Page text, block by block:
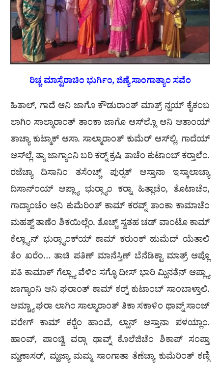
ರಿಚ್ಚ ಮಾಸ್ಟೆರಾಚಿಂ ಭುರ್ಗಿಂ, ಜಿಣ್ಯೆ ಸಾಂಗಾತ್ಯಾಂ ಸವೆಂ
ಹಿತಾಲ್, ಗಾದೆ ಆನಿ ಜಾಗೊ ಕೌಡುರಾಂತ್ ಮಾತ್ರ್ ನ್ಹಯ್ ಕೈಕಂಬ
ಲಾಗಿಂ ಸಾಲ್ಮಾರಾಂತ್ ತಾಂಕಾ ಜಾಗೊ ಆಸ್‌ಲ್ಲೊ ಆನಿ ಆತಾಂಯ್
ತಾಚ್ಯಾ ಕುಟ್ಮಾಕ್ ಆಸಾ. ಸಾಲ್ಮಾರಾಂತ್ ಕುಮೆರ್ ಆಸ್‌ಲ್ಲಿ. ಗಾದೆಯ್
ಆಸ್‌ಲ್ಲೆ. ತ್ಯಾ ಜಾಗ್ಯಾಂನಿ ಬರಿ ಕರ‍್ನ್ ಕ್ರಷಿ ತಾಚೆಂ ಕುಟಾಂಬ್ ಕರ‍್ತಾಲೆಂ.
ರಜೆಚ್ಯಾ ದಿಸಾನಿಂ ತಸೆಂಚ್ಚ್ ಪುರ‍್ಸತ್ ಆಸ್ತಾನಾ ಇಸ್ಕಾಲಾಚ್ಯಾ
ದಿಸಾನ್‌ಂಯ್ ಆಪ್ಲ್ಯಾ ಭುರ‍್ಗ್ಯಾಂ ಕರ‍್ನಾ ಹಿತ್ಲಾಚೆಂ, ತೊಟಾಚೆಂ,
ಗಾದ್ಯಾಂಚೆಂ ಆನಿ ಕುಮೆರಿಂತ್ ಕಾಮ್ ಕರವ್ನ್ ತಾಂಕಾ ಕಾಮಾಚೆಂ
ಮಹತ್ವ್ ತಾಣೆಂ ಶಿಕಯಿಲ್ಲೆಂ. ತೊಚ್ಚ್ ಸ್ವತಹ ಚಡ್ ವಾಂಟೊ ಕಾಮ್
ಕೆಲ್ಲ್ಯಾನ್ ಭುರ‍್ಗ್ಯಾಂಕ್‌ಯ್ ಕಾಮ್ ಕರುಂಕ್ ಹುಮೆದ್ ಯೆತಾಲಿ
ತೆಂ ಖರೆಂ… ತಾಚಿ ಪತಿಣ್ ಮಾನೆಸ್ತಿಣ್ ಬೆನೆಡಿಕ್ಟಾ ಮಾತ್ರ್ ಆಪ್ಲೊ
ಪತಿ ಕಾಮಾಕ್ ಗೆಲ್ಲ್ಯಾ ವೆಳಿಂ ಸಗ್ಳೊ ದೀಸ್ ಭಾರಿ ಮ್ಹಿನತೆನ್ ಆಪ್ಲ್ಯಾ
ಜಾಗ್ಯಾಂನಿ ಆನಿ ಘರಾಂತ್ ಕಾಮ್ ಕರ‍್ನ್ ಕುಟಾಂಬ್ ಸಾಂಬಾಳ್ತಾಲಿ.
ಆಮ್ಚ್ಯಾ ಘರಾ ಲಾಗಿಂ ಸಾಲ್ಮಾರಾಂತ್ ತಿಕಾ ಸಕಾಳಿಂ ಥಾವ್ನ್ ಸಾಂಜ್
ವರೇಗ್ ಕಾಮ್ ಕರ‍್ಚೆಂ ಹಾಂವೆ, ಲ್ಹಾನ್ ಆಸ್ತಾನಾ ಪಳಯ್ಲಾಂ.
ಹಾಂವ್, ಪಾಂಚ್ವಿ ವರ‍್ಗಾ ಥಾವ್ನ್ ಕೊಲೆಜಿಚೆಂ ಶಿಕಾಪ್ ಸಂಪ್ತಾ
ಮ್ಹಣಾಸರ್, ಮ್ಹಜ್ಯಾ ಮಮ್ಮ ಸಾಂಗಾತಾ ತೆಣೆಚ್ಯಾ ಕುಮೆರಿಂತ್ ಕಣ್ಗಿ